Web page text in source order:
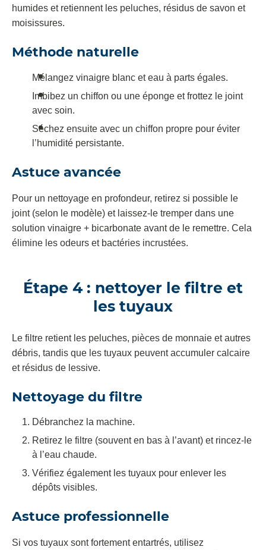
humides et retiennent les peluches, résidus de savon et
moisissures.
Méthode naturelle
Mélangez vinaigre blanc et eau à parts égales.
Imbibez un chiffon ou une éponge et frottez le joint
avec soin.
Séchez ensuite avec un chiffon propre pour éviter
l’humidité persistante.
Astuce avancée
Pour un nettoyage en profondeur, retirez si possible le
joint (selon le modèle) et laissez-le tremper dans une
solution vinaigre + bicarbonate avant de le remettre. Cela
élimine les odeurs et bactéries incrustées.
Étape 4 : nettoyer le filtre et
les tuyaux
Le filtre retient les peluches, pièces de monnaie et autres
débris, tandis que les tuyaux peuvent accumuler calcaire
et résidus de lessive.
Nettoyage du filtre
Débranchez la machine.
Retirez le filtre (souvent en bas à l’avant) et rincez-le
à l’eau chaude.
Vérifiez également les tuyaux pour enlever les
dépôts visibles.
Astuce professionnelle
Si vos tuyaux sont fortement entartrés, utilisez